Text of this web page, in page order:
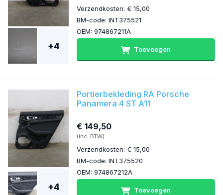
+4
Verzendkosten: € 15,00
BM-code: INT375521
OEM: 974867211A
Toevoegen
+4
Portierbekleding RA Porsche
Panamera 4 ST A11
€ 149,50
(inc. BTW)
Verzendkosten: € 15,00
BM-code: INT375520
OEM: 974867212A
Toevoegen